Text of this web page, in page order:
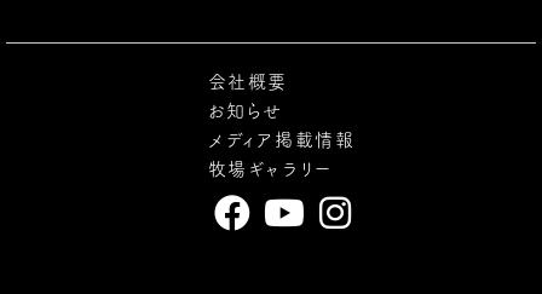
会社概要
お知らせ
メディア掲載情報
牧場ギャラリー